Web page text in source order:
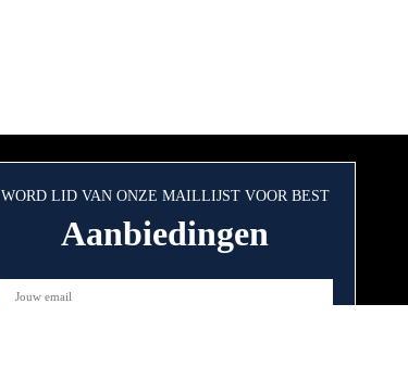
WORD LID VAN ONZE MAILLIJST VOOR BEST
Aanbiedingen